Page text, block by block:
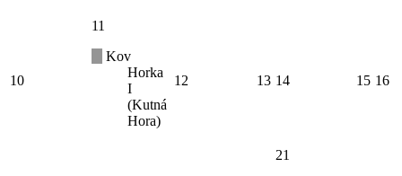
10
11
Kov
Horka
I
(Kutná
Hora)
12 13 14 15 16
21